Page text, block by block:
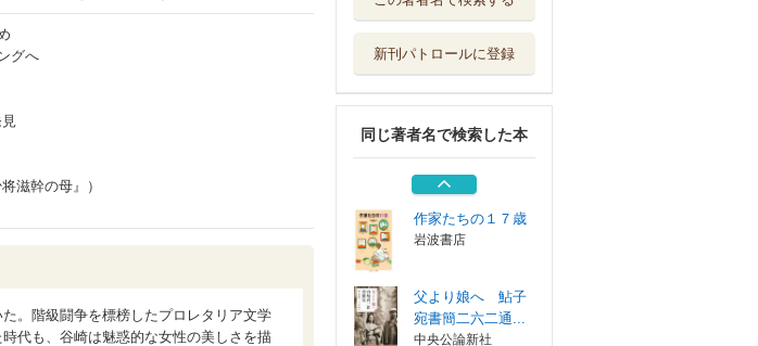
グへ
滋幹の母』）
。階級闘争を標榜したプロレタリア文学
代も、谷崎は魅惑的な女性の美しさを描
新刊パトロールに登録
同じ著者名で検索した本
なぜ飛行機は...
文芸的な、余りに
講談社
アジア遊学 ２０
０
勉誠社
作家たちの１７歳
岩波書店
父より娘へ 鮎子
宛書簡二六二通...
中央公論新社